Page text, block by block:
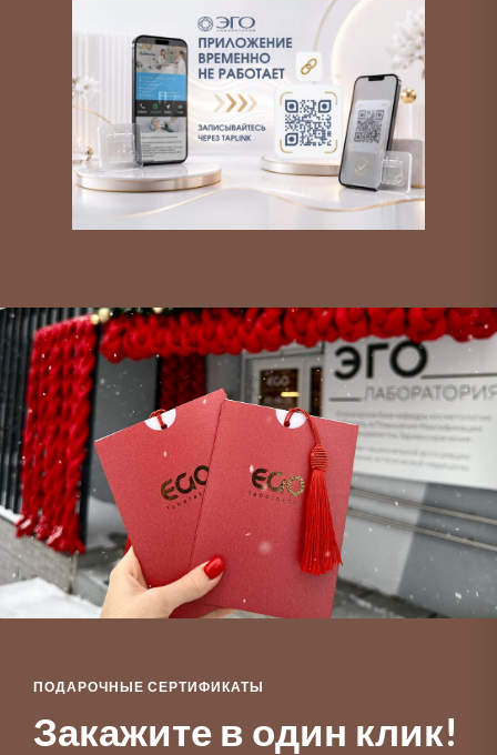
ПОДАРОЧНЫЕ СЕРТИФИКАТЫ
Закажите в один клик!